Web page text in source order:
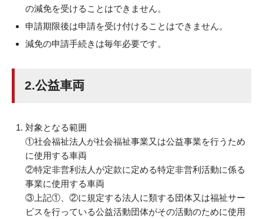
の減免を受けることはできません。
申請期限後は申請を受け付けることはできません。
減免の申請手続きは毎年必要です。
2.公益車両
対象となる範囲
①社会福祉法人が社会福祉事業又は公益事業を行うため
に使用する車両
②特定非営利法人が定款に定める特定非営利活動に係る
事業に使用する車両
③上記①、②に規定する法人に類する団体又は福祉サー
ビスを行っている公益活動団体がその活動のために使用